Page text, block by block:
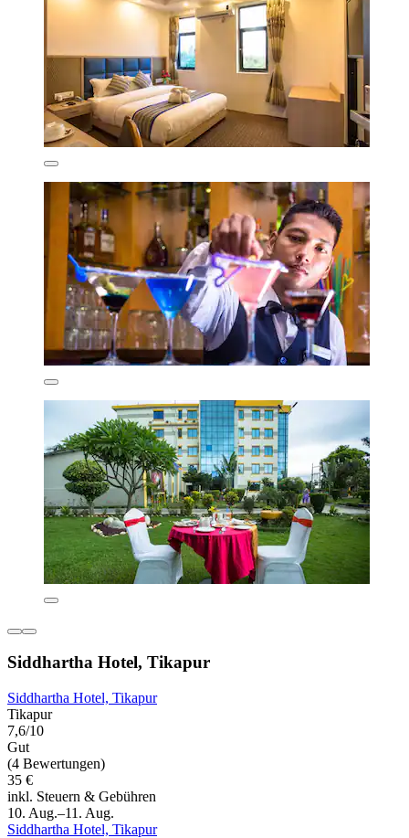
Siddhartha Hotel, Tikapur
Siddhartha Hotel, Tikapur
Tikapur
7,6/10
Gut
(4 Bewertungen)
35 €
inkl. Steuern & Gebühren
10. Aug.–11. Aug.
Siddhartha Hotel, Tikapur